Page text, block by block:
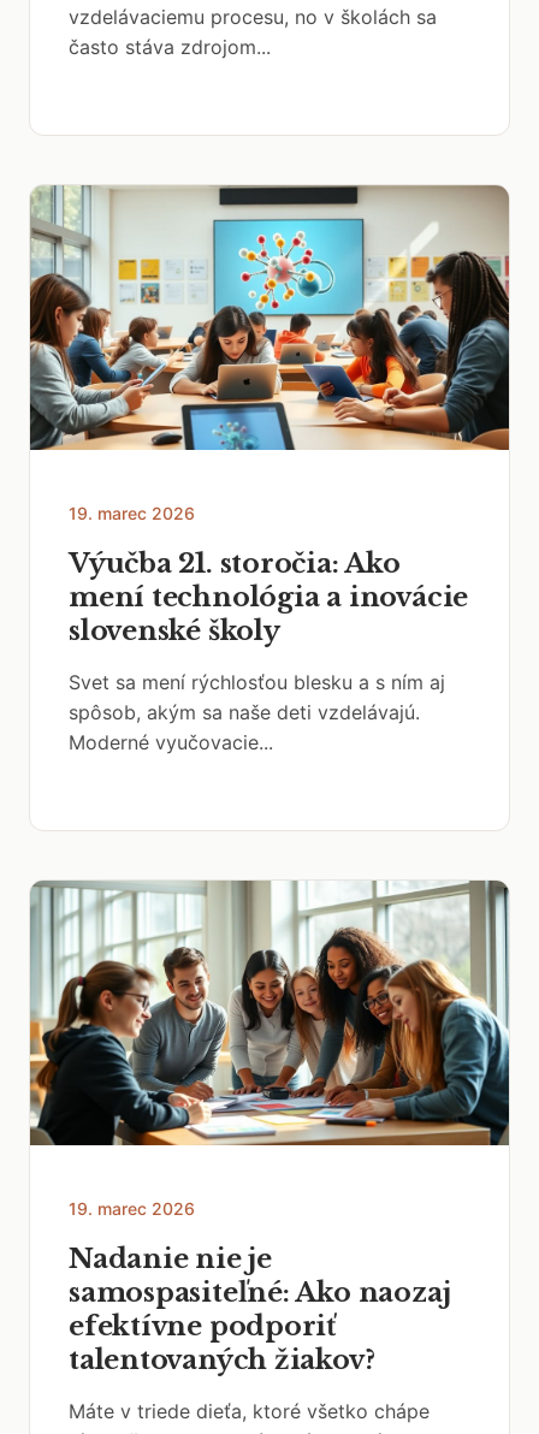
vzdelávaciemu procesu, no v školách sa
často stáva zdrojom...
19. marec 2026
Výučba 21. storočia: Ako
mení technológia a inovácie
slovenské školy
Svet sa mení rýchlosťou blesku a s ním aj
spôsob, akým sa naše deti vzdelávajú.
Moderné vyučovacie...
19. marec 2026
Nadanie nie je
samospasiteľné: Ako naozaj
efektívne podporiť
talentovaných žiakov?
Máte v triede dieťa, ktoré všetko chápe